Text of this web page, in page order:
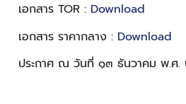
เอกสาร TOR : Download
เอกสาร ราคากลาง : Download
ประกาศ ณ วันที่ ๑๓ ธันวาคม พ.ศ